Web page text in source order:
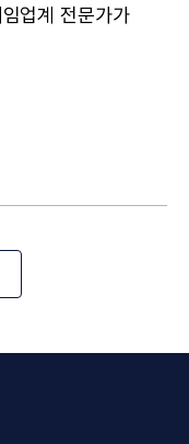
업계 전문가가